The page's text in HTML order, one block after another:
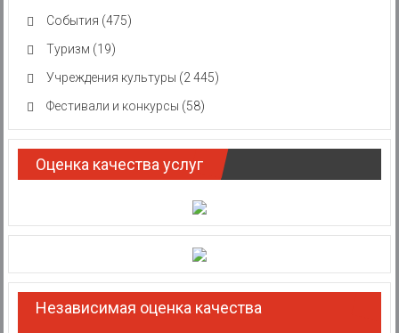
События (475)
Туризм (19)
Учреждения культуры (2 445)
Фестивали и конкурсы (58)
Оценка качества услуг
Независимая оценка качества